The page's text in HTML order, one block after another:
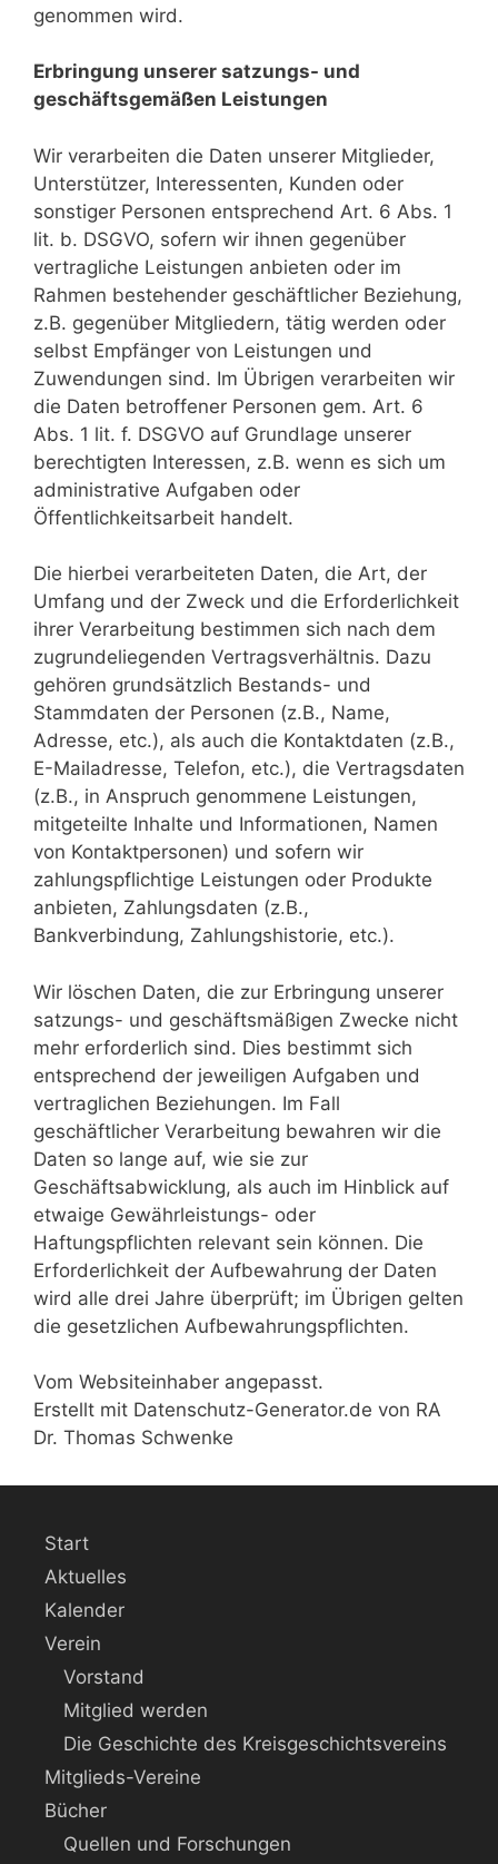
genommen wird.
Erbringung unserer satzungs- und
geschäftsgemäßen Leistungen
Wir verarbeiten die Daten unserer Mitglieder,
Unterstützer, Interessenten, Kunden oder
sonstiger Personen entsprechend Art. 6 Abs. 1
lit. b. DSGVO, sofern wir ihnen gegenüber
vertragliche Leistungen anbieten oder im
Rahmen bestehender geschäftlicher Beziehung,
z.B. gegenüber Mitgliedern, tätig werden oder
selbst Empfänger von Leistungen und
Zuwendungen sind. Im Übrigen verarbeiten wir
die Daten betroffener Personen gem. Art. 6
Abs. 1 lit. f. DSGVO auf Grundlage unserer
berechtigten Interessen, z.B. wenn es sich um
administrative Aufgaben oder
Öffentlichkeitsarbeit handelt.
Die hierbei verarbeiteten Daten, die Art, der
Umfang und der Zweck und die Erforderlichkeit
ihrer Verarbeitung bestimmen sich nach dem
zugrundeliegenden Vertragsverhältnis. Dazu
gehören grundsätzlich Bestands- und
Stammdaten der Personen (z.B., Name,
Adresse, etc.), als auch die Kontaktdaten (z.B.,
E-Mailadresse, Telefon, etc.), die Vertragsdaten
(z.B., in Anspruch genommene Leistungen,
mitgeteilte Inhalte und Informationen, Namen
von Kontaktpersonen) und sofern wir
zahlungspflichtige Leistungen oder Produkte
anbieten, Zahlungsdaten (z.B.,
Bankverbindung, Zahlungshistorie, etc.).
Wir löschen Daten, die zur Erbringung unserer
satzungs- und geschäftsmäßigen Zwecke nicht
mehr erforderlich sind. Dies bestimmt sich
entsprechend der jeweiligen Aufgaben und
vertraglichen Beziehungen. Im Fall
geschäftlicher Verarbeitung bewahren wir die
Daten so lange auf, wie sie zur
Geschäftsabwicklung, als auch im Hinblick auf
etwaige Gewährleistungs- oder
Haftungspflichten relevant sein können. Die
Erforderlichkeit der Aufbewahrung der Daten
wird alle drei Jahre überprüft; im Übrigen gelten
die gesetzlichen Aufbewahrungspflichten.
Vom Websiteinhaber angepasst.
Erstellt mit Datenschutz-Generator.de von RA
Dr. Thomas Schwenke
Start
Aktuelles
Kalender
Verein
Vorstand
Mitglied werden
Die Geschichte des Kreisgeschichtsvereins
Mitglieds-Vereine
Bücher
Quellen und Forschungen